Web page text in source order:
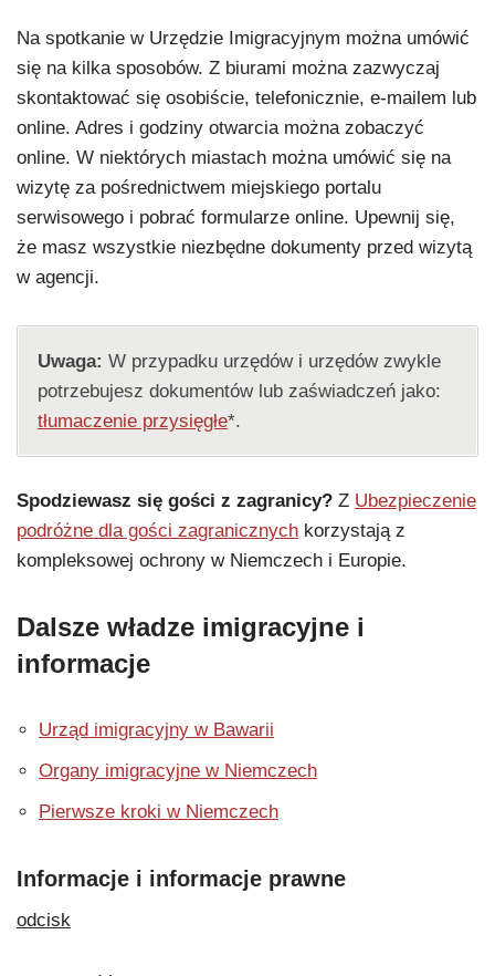
Na spotkanie w Urzędzie Imigracyjnym można umówić
się na kilka sposobów. Z biurami można zazwyczaj
skontaktować się osobiście, telefonicznie, e-mailem lub
online. Adres i godziny otwarcia można zobaczyć
online. W niektórych miastach można umówić się na
wizytę za pośrednictwem miejskiego portalu
serwisowego i pobrać formularze online. Upewnij się,
że masz wszystkie niezbędne dokumenty przed wizytą
w agencji.
Uwaga: W przypadku urzędów i urzędów zwykle
potrzebujesz dokumentów lub zaświadczeń jako:
tłumaczenie przysięgłe*.
Spodziewasz się gości z zagranicy? Z Ubezpieczenie
podróżne dla gości zagranicznych korzystają z
kompleksowej ochrony w Niemczech i Europie.
Dalsze władze imigracyjne i
informacje
Urząd imigracyjny w Bawarii
Organy imigracyjne w Niemczech
Pierwsze kroki w Niemczech
Informacje i informacje prawne
odcisk